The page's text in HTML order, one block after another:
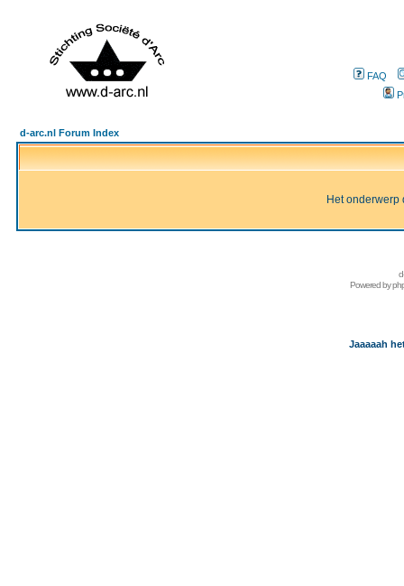
FAQ
d-arc.nl Forum Index
Het onderwerp
Powered by
Jaaaaah